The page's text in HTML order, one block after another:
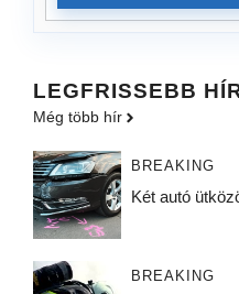
LEGFRISSEBB
Még több hír
BREAKING
Két autó
BREAKING